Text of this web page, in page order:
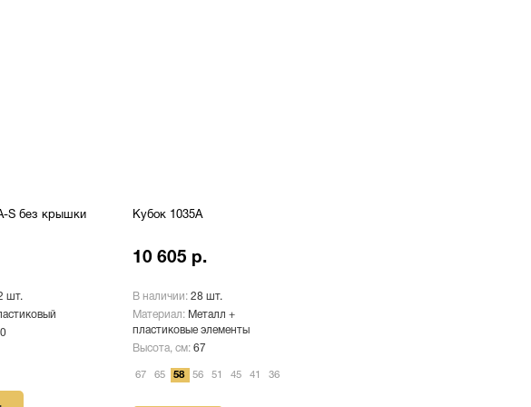
S без крышки
шт.
Кубок 1035A
10 605 р.
В наличии: 28 шт.
Материал: Металл +
пластиковые элементы
Высота, см: 67
67 65 58 56 51 45 41 36